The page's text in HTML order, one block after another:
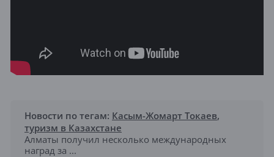
Новости по тегам: Касым-Жомарт Токаев,
туризм в Казахстане
Алматы получил несколько международных
наград за ...